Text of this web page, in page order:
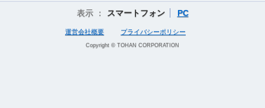
表示 ： スマートフォン PC
運営会社概要 プライバシーポリシー
Copyright © TOHAN CORPORATION